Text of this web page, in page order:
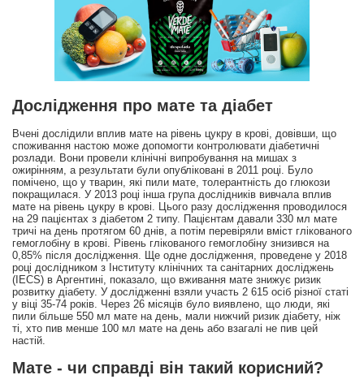
Дослідження про мате та діабет
Вчені дослідили вплив мате на рівень цукру в крові, довівши, що
споживання настою може допомогти контролювати діабетичні
розлади. Вони провели клінічні випробування на мишах з
ожирінням, а результати були опубліковані в 2011 році. Було
помічено, що у тварин, які пили мате, толерантність до глюкози
покращилася. У 2013 році інша група дослідників вивчала вплив
мате на рівень цукру в крові. Цього разу дослідження проводилося
на 29 пацієнтах з діабетом 2 типу. Пацієнтам давали 330 мл мате
тричі на день протягом 60 днів, а потім перевіряли вміст глікованого
гемоглобіну в крові. Рівень глікованого гемоглобіну знизився на
0,85% після дослідження. Ще одне дослідження, проведене у 2018
році дослідником з Інституту клінічних та санітарних досліджень
(IECS) в Аргентині, показало, що вживання мате знижує ризик
розвитку діабету. У дослідженні взяли участь 2 615 осіб різної статі
у віці 35-74 років. Через 26 місяців було виявлено, що люди, які
пили більше 550 мл мате на день, мали нижчий ризик діабету, ніж
ті, хто пив менше 100 мл мате на день або взагалі не пив цей
настій.
Мате - чи справді він такий корисний?